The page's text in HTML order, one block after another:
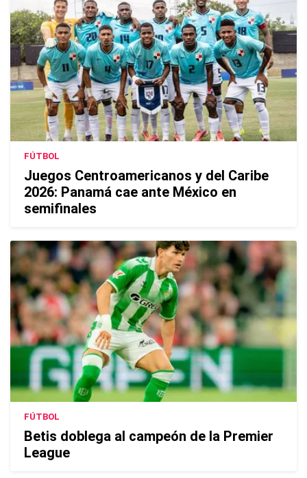
FÚTBOL
Juegos Centroamericanos y del Caribe
2026: Panamá cae ante México en
semifinales
FÚTBOL
Betis doblega al campeón de la Premier
League